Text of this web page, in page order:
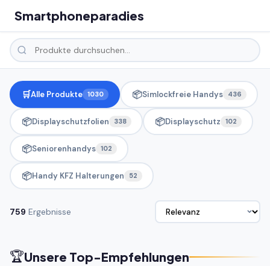
Smartphoneparadies
🛒Alle Produkte 1030 📦Simlockfreie Handys 436
📦Displayschutzfolien 338 📦Displayschutz 102
📦Seniorenhandys 102
📦Handy KFZ Halterungen 52
759 Ergebnisse
🏆Unsere Top-Empfehlungen